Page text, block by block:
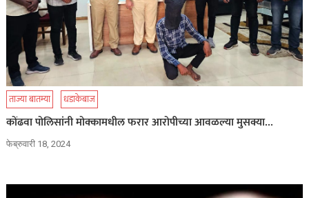
ताज्या बातम्या धडाकेबाज
कोंढवा पोलिसांनी मोक्कामधील फरार आरोपीच्या आवळल्या मुसक्या…
फेब्रुवारी 18, 2024